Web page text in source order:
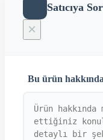
Satıcıya
×
Bu ürün